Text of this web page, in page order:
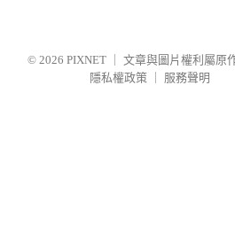
© 2026 PIXNET
文章與圖片權利屬原
隱私權政策
服務聲明